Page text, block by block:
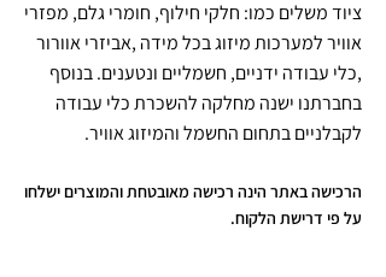
ציוד משלים כמו: חלקי חילוף, חומרי גלם, מפזרי
אוויר למערכות מיזוג בכל מידה ,אביזרי אוורור
,כלי עבודה ידניים, חשמליים ונטענים. בנוסף
בחברתנו ישנה מחלקה להשכרת כלי עבודה
לקבלניים בתחום החשמל והמיזוג אוויר.
הרכישה באתר הינה רכישה מאובטחת והמוצרים ישלחו
על פי דרישת הלקוח.